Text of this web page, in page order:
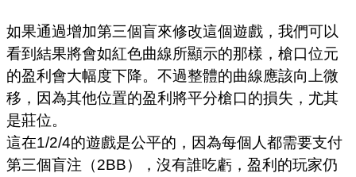
如果通過增加第三個盲來修改這個遊戲，我們可以
看到結果將會如紅色曲線所顯示的那樣，槍口位元
的盈利會大幅度下降。不過整體的曲線應該向上微
移，因為其他位置的盈利將平分槍口的損失，尤其
是莊位。
這在1/2/4的遊戲是公平的，因為每個人都需要支付
第三個盲注（2BB），沒有誰吃虧，盈利的玩家仍